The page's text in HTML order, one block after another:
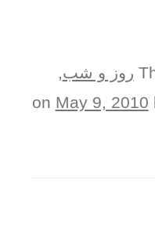
روز و شب,
May 9, 2010